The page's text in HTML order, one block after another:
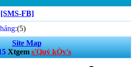
[SMS-FB]
(5)
Site Map
Xtgems'Quý kÒy's